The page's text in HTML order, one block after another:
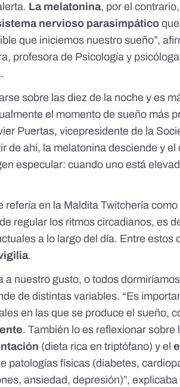
La melatonina, por el
nervioso parasimpático
que iniciemos nuestro sueño”,
profesora de Psicología y
sobre las diez de la noche y es
el momento de sueño más
Puertas, vicepresidente de la
de ahí, la melatonina desciende y el
especular: cuando uno está
refería en la Maldita Twitchería como
regular los ritmos circadianos, es
a lo largo del día. Entre estos
.
a nuestro gusto, o todos
de distintas variables. “Es
en las que se produce el sueño,
. También lo es reflexionar sobre
(dieta rica en triptófano) y el
patologías físicas (diabetes,
ansiedad, depresión)”,